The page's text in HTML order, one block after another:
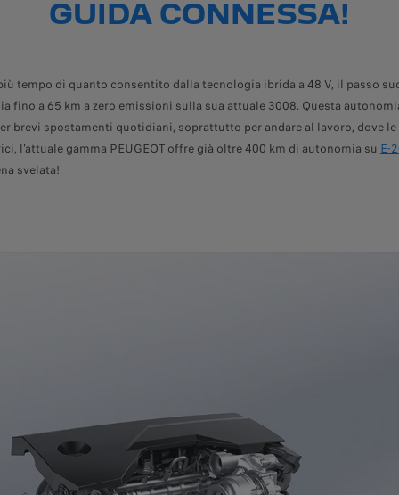
GUIDA CONNESSA!
tempo di quanto consentito dalla tecnologia ibrida a 48 V, il passo
fino a 65 km a zero emissioni sulla sua attuale 3008. Questa
brevi spostamenti quotidiani, soprattutto per andare al lavoro, dove
l'attuale gamma PEUGEOT offre già oltre 400 km di autonomia su E-
svelata!